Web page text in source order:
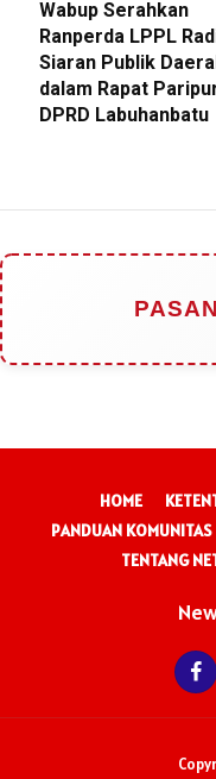
Wabup Serahkan
Ranperda LPPL
Siaran Publik
dalam Rapat
DPRD Labuhanbatu
HOME
PANDUAN KOMUNITAS
TENTANG